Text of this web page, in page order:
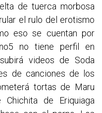
de tuerca morbosa
el rulo del erotismo
eso se cuentan por
no tiene perfil en
videos de Soda
de canciones de los
tortas de Maru
de Eriquiaga